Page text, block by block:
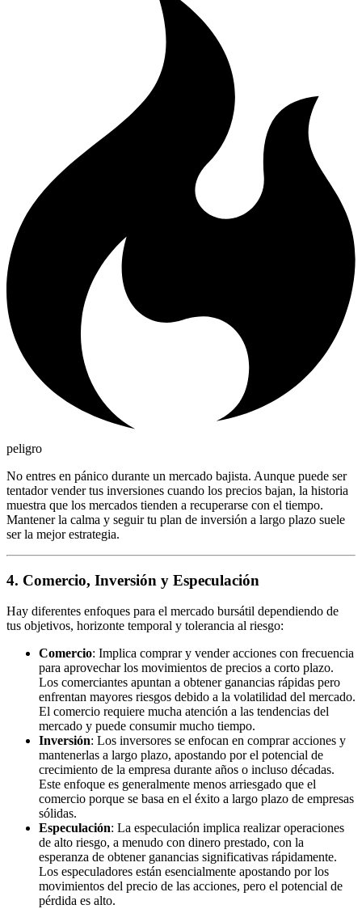
peligro
No entres en pánico durante un mercado bajista. Aunque puede ser
tentador vender tus inversiones cuando los precios bajan, la historia
muestra que los mercados tienden a recuperarse con el tiempo.
Mantener la calma y seguir tu plan de inversión a largo plazo suele
ser la mejor estrategia.
4. Comercio, Inversión y Especulación
Hay diferentes enfoques para el mercado bursátil dependiendo de
tus objetivos, horizonte temporal y tolerancia al riesgo:
Comercio: Implica comprar y vender acciones con frecuencia
para aprovechar los movimientos de precios a corto plazo.
Los comerciantes apuntan a obtener ganancias rápidas pero
enfrentan mayores riesgos debido a la volatilidad del mercado.
El comercio requiere mucha atención a las tendencias del
mercado y puede consumir mucho tiempo.
Inversión: Los inversores se enfocan en comprar acciones y
mantenerlas a largo plazo, apostando por el potencial de
crecimiento de la empresa durante años o incluso décadas.
Este enfoque es generalmente menos arriesgado que el
comercio porque se basa en el éxito a largo plazo de empresas
sólidas.
Especulación: La especulación implica realizar operaciones
de alto riesgo, a menudo con dinero prestado, con la
esperanza de obtener ganancias significativas rápidamente.
Los especuladores están esencialmente apostando por los
movimientos del precio de las acciones, pero el potencial de
pérdida es alto.